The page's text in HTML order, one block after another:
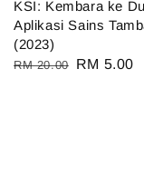
KSI: Kembara ke
Aplikasi Sains
(2023)
Regular
RM 20.00
Sale
RM 5.00